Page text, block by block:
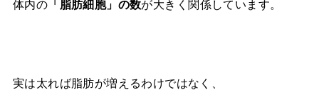
体内の 「脂肪細胞」の数が大きく関係しています。
実は太れば脂肪が増えるわけではなく、